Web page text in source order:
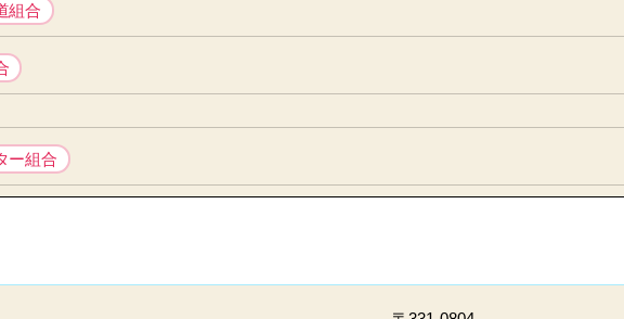
組合
ー組合